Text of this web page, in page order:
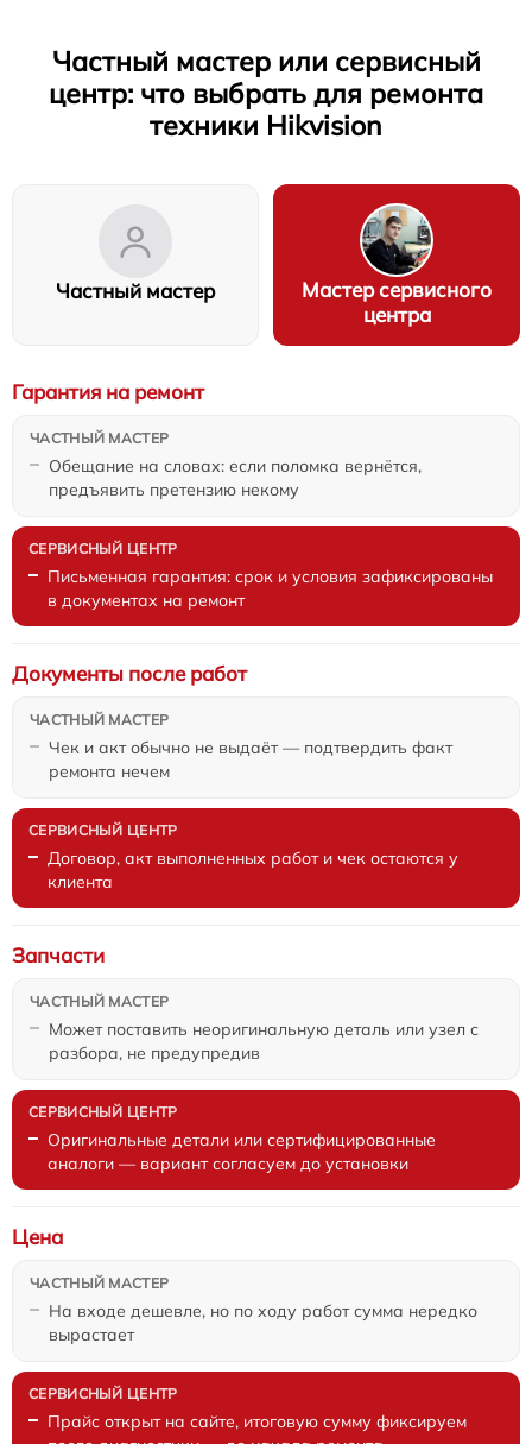
Частный мастер или сервисный
центр: что выбрать для ремонта
техники Hikvision
Частный мастер
Мастер сервисного
центра
Обещание на словах: если поломка вернётся,
предъявить претензию некому
Гарантия на ремонт
Письменная гарантия: срок и условия зафиксированы
в документах на ремонт
Чек и акт обычно не выдаёт — подтвердить факт
ремонта нечем
Документы после работ
Договор, акт выполненных работ и чек остаются у
клиента
Может поставить неоригинальную деталь или узел с
разбора, не предупредив
Запчасти
Оригинальные детали или сертифицированные
аналоги — вариант согласуем до установки
На входе дешевле, но по ходу работ сумма нередко
вырастает
Цена
Прайс открыт на сайте, итоговую сумму фиксируем